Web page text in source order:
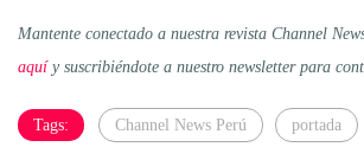
Mantente conectado a nuestra revista Channel
aquíy suscribiéndote a nuestro newsletter para
Tags: Channel News Perú portada